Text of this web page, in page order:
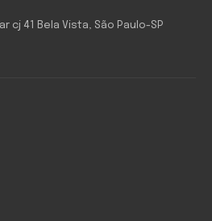
cj 41 Bela Vista, São Paulo-SP